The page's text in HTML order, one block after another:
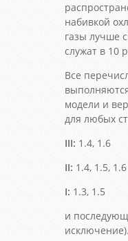
набивкой
газы лучше
служат в 10
Все
модели и
для любых
III: 1.4, 1.6
II: 1.4, 1.5, 1.6
I: 1.3, 1.5
и
исключение).